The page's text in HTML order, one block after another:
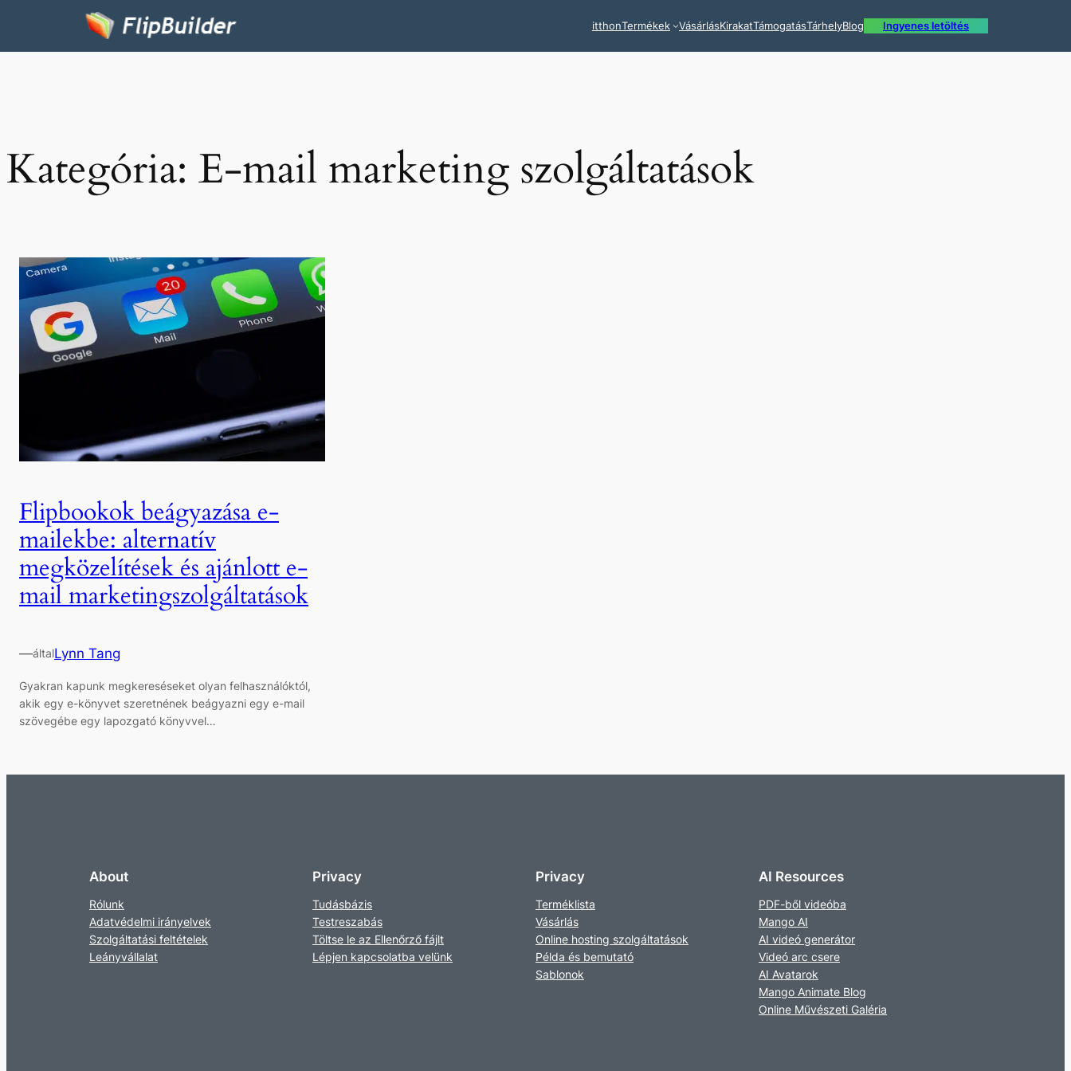
itthonTermékek VásárlásKirakatTámogatásTárhelyBlog Ingyenes letöltés
Kategória: E-mail marketing szolgáltatások
Flipbookok beágyazása e-
mailekbe: alternatív
megközelítések és ajánlott e-
mail marketingszolgáltatások
—általLynn Tang
Gyakran kapunk megkereséseket olyan felhasználóktól,
akik egy e-könyvet szeretnének beágyazni egy e-mail
szövegébe egy lapozgató könyvvel…
About
Rólunk
Adatvédelmi irányelvek
Szolgáltatási feltételek
Leányvállalat
Privacy
Tudásbázis
Testreszabás
Töltse le az Ellenőrző fájlt
Lépjen kapcsolatba velünk
Privacy
Terméklista
Vásárlás
Online hosting szolgáltatások
Példa és bemutató
Sablonok
AI Resources
PDF-ből videóba
Mango AI
AI videó generátor
Videó arc csere
AI Avatarok
Mango Animate Blog
Online Művészeti Galéria